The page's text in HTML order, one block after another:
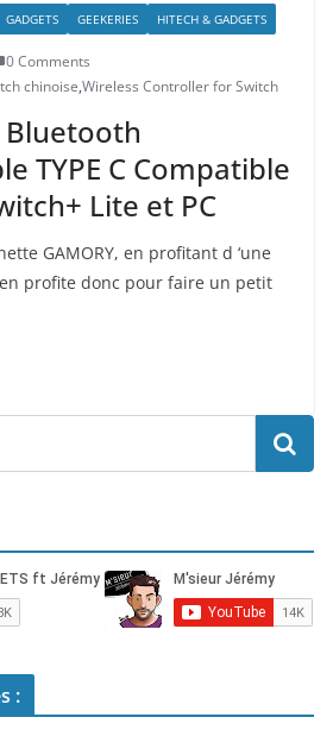
GADGETS GEEKERIES HITECH & GADGETS
0 Comments
chinoise,Wireless Controller for Switch
TYPE C Compatible
Lite et PC
GAMORY, en profitant d ‘une
profite donc pour faire un petit
: